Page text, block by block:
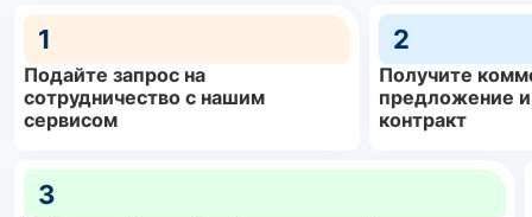
1
Подайте запрос на
сотрудничество с нашим
сервисом
2
Получите
предложение
контракт
3